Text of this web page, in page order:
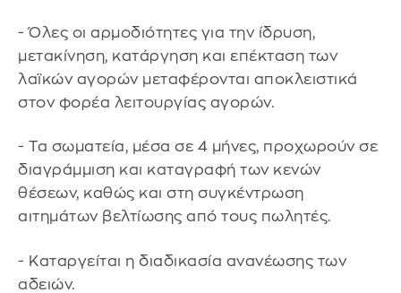
- Όλες οι αρμοδιότητες για την ίδρυση,
μετακίνηση, κατάργηση και επέκταση των
λαϊκών αγορών μεταφέρονται αποκλειστικά
στον φορέα λειτουργίας αγορών.
- Τα σωματεία, μέσα σε 4 μήνες, προχωρούν σε
διαγράμμιση και καταγραφή των κενών
θέσεων, καθώς και στη συγκέντρωση
αιτημάτων βελτίωσης από τους πωλητές.
- Καταργείται η διαδικασία ανανέωσης των
αδειών.